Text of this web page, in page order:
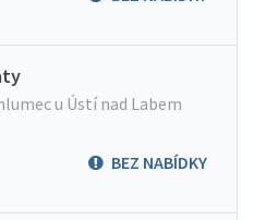
u Ústí nad Labem
BEZ NABÍDKY